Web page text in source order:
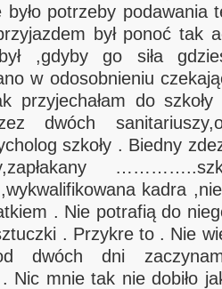
było potrzeby podawania
był ponoć tak
,gdyby go siła
w odosobnieniu
przyjechałam do
dwóch
szkoły . Biedny
kadra
. Nie potrafią do
. Przykre to . Nie
dwóch dni
Nic mnie tak nie dobiło